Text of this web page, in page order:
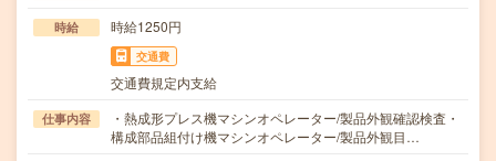
時給 時給1250円
交通費
交通費規定内支給
仕事内容
・熱成形プレス機マシンオペレーター/製品外観確認検査・
構成部品組付け機マシンオペレーター/製品外観目…